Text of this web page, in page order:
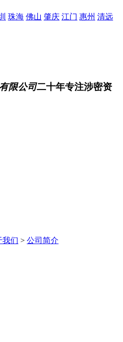
珠海 佛山 肇庆 江门 惠州 清远
限公司二十年专注涉密资
我们 > 公司简介